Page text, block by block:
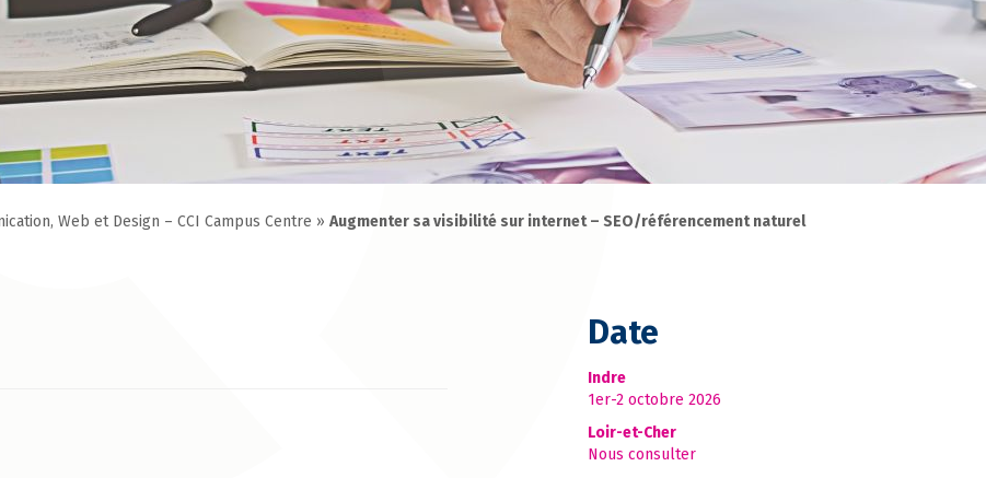
Web et Design – CCI Campus Centre » Augmenter sa visibilité sur internet – SEO/référencement naturel
Date
Indre
1er-2 octobre 2026
Loir-et-Cher
Nous consulter